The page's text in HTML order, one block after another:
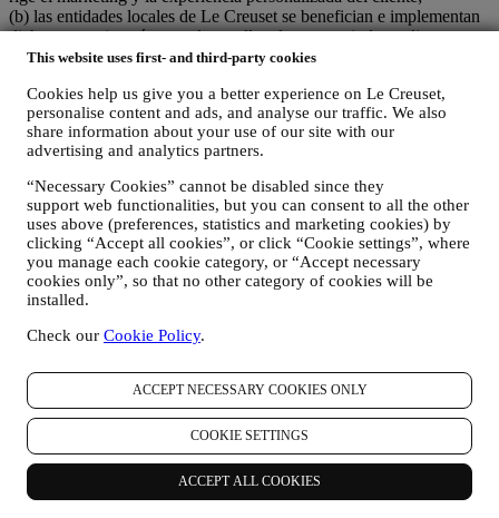
This website uses first- and third-party cookies
Cookies help us give you a better experience on Le Creuset,
personalise content and ads, and analyse our traffic. We also
share information about your use of our site with our
advertising and analytics partners.
“Necessary Cookies” cannot be disabled since they
support web functionalities, but you can consent to all the other
uses above (preferences, statistics and marketing cookies) by
clicking “Accept all cookies”, or click “Cookie settings”, where
you manage each cookie category, or “Accept necessary
cookies only”, so that no other category of cookies will be
installed.
Check our Cookie Policy.
ACCEPT NECESSARY COOKIES ONLY
COOKIE SETTINGS
ACCEPT ALL COOKIES
(b) las entidades locales de Le Creuset se benefician e implementan
dicha estrategia, así como desarrollan de manera independiente
comunicaciones/iniciativas de marketing a nivel local (dentro de un
(c) ambos corresponsables están obligados a atender las solicitudes
de derechos de los interesados.
3. ¿POR QUÉ RECOPILAMOS ESTA INFORMACIÓN?
Podemos procesar sus datos para los siguientes fines:
PARA NUESTRAS OBLIGACIONES LEGALES Es
posible que tengamos que procesar algunos datos sobre usted
para cumplir con nuestras obligaciones legales y otras
obligaciones derivadas de las instrucciones recibidas de las
autoridades.
PARA CREAR UNA CUENTA LE CREUSET
que le dará acceso a una serie de ventajas dedicadas a los
servicios, tales como un pago más rápido, guardar múltiples
direcciones de envío, ver y realizar un seguimiento de
pedidos. Cualquier actividad de procesamiento es necesaria
para permitirnos proporcionarle estos servicios como titular de
una cuenta de Le Creuset.
PARA GESTIONAR SUS PEDIDOS Y
PROPORCIONARLE NUESTROS PRODUCTOS,